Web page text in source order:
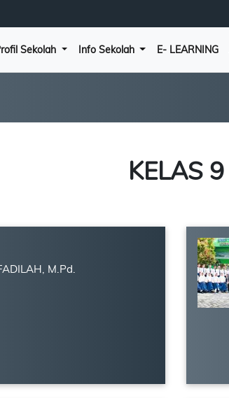
Sekolah Info Sekolah E- LEARNING
KELAS 9
M.Pd.